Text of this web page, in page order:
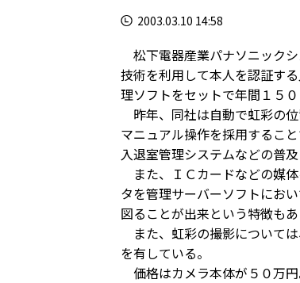
2003.03.10 14:58
松下電器産業パナソニック
技術を利用して本人を認証す
理ソフトをセットで年間１５０
昨年、同社は自動で虹彩の
マニュアル操作を採用するこ
入退室管理システムなどの普
また、ＩＣカードなどの媒
タを管理サーバーソフトにお
図ることが出来という特徴もあ
また、虹彩の撮影について
を有している。
価格はカメラ本体が５０万円